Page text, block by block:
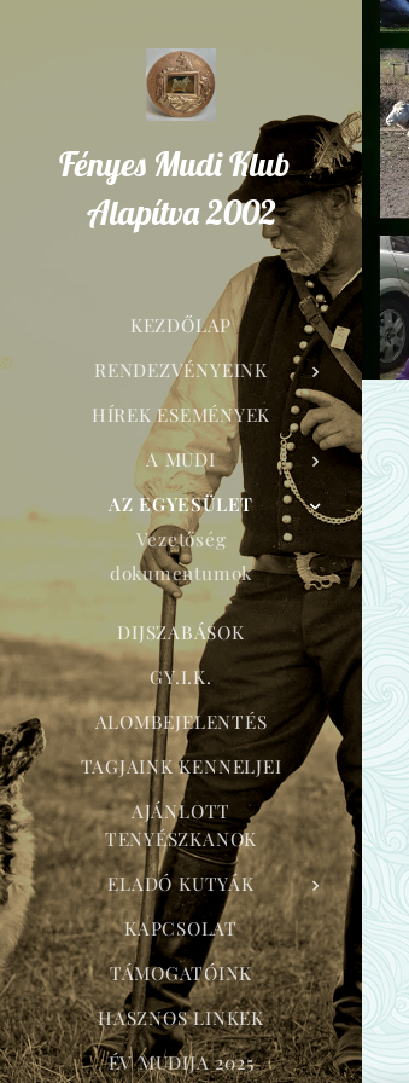
Fényes Mudi Klub
Alapítva 2002
KEZDŐLAP
RENDEZVÉNYEINK
HÍREK ESEMÉNYEK
A MUDI
AZ EGYESÜLET
Vezetőség
dokumentumok
DIJSZABÁSOK
GY.I.K.
ALOMBEJELENTÉS
TAGJAINK KENNELJEI
AJÁNLOTT
TENYÉSZKANOK
ELADÓ KUTYÁK
KAPCSOLAT
TÁMOGATÓINK
HASZNOS LINKEK
ÉV MUDIJA 2025